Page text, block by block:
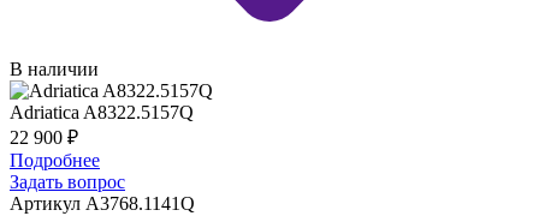
В наличии
Adriatica A8322.5157Q
22 900 ₽
Подробнее
Задать вопрос
Артикул A3768.1141Q